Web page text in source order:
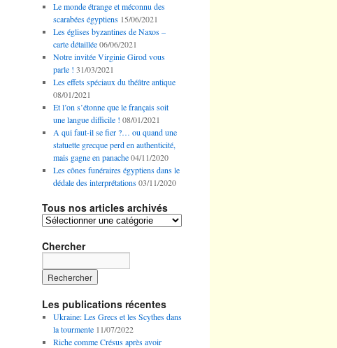
Le monde étrange et méconnu des
scarabées égyptiens 15/06/2021
Les églises byzantines de Naxos –
carte détaillée 06/06/2021
Notre invitée Virginie Girod vous
parle ! 31/03/2021
Les effets spéciaux du théâtre antique
08/01/2021
Et l’on s’étonne que le français soit
une langue difficile ! 08/01/2021
A qui faut-il se fier ?… ou quand une
statuette grecque perd en authenticité,
mais gagne en panache 04/11/2020
Les cônes funéraires égyptiens dans le
dédale des interprétations 03/11/2020
Tous nos articles archivés
Tous
articles
Chercher
Les publications récentes
Ukraine: Les Grecs et les Scythes dans
la tourmente 11/07/2022
Riche comme Crésus après avoir